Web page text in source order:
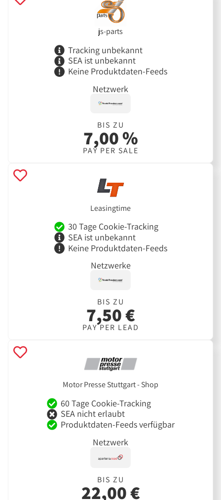
js-parts
Tracking unbekannt
SEA ist unbekannt
Keine Produktdaten-Feeds
Netzwerk
BIS ZU
7,00 %
PAY PER SALE
Leasingtime
30 Tage Cookie-Tracking
SEA ist unbekannt
Keine Produktdaten-Feeds
Netzwerke
BIS ZU
7,50 €
PAY PER LEAD
Motor Presse Stuttgart - Shop
60 Tage Cookie-Tracking
SEA nicht erlaubt
Produktdaten-Feeds verfügbar
Netzwerk
BIS ZU
22,00 €